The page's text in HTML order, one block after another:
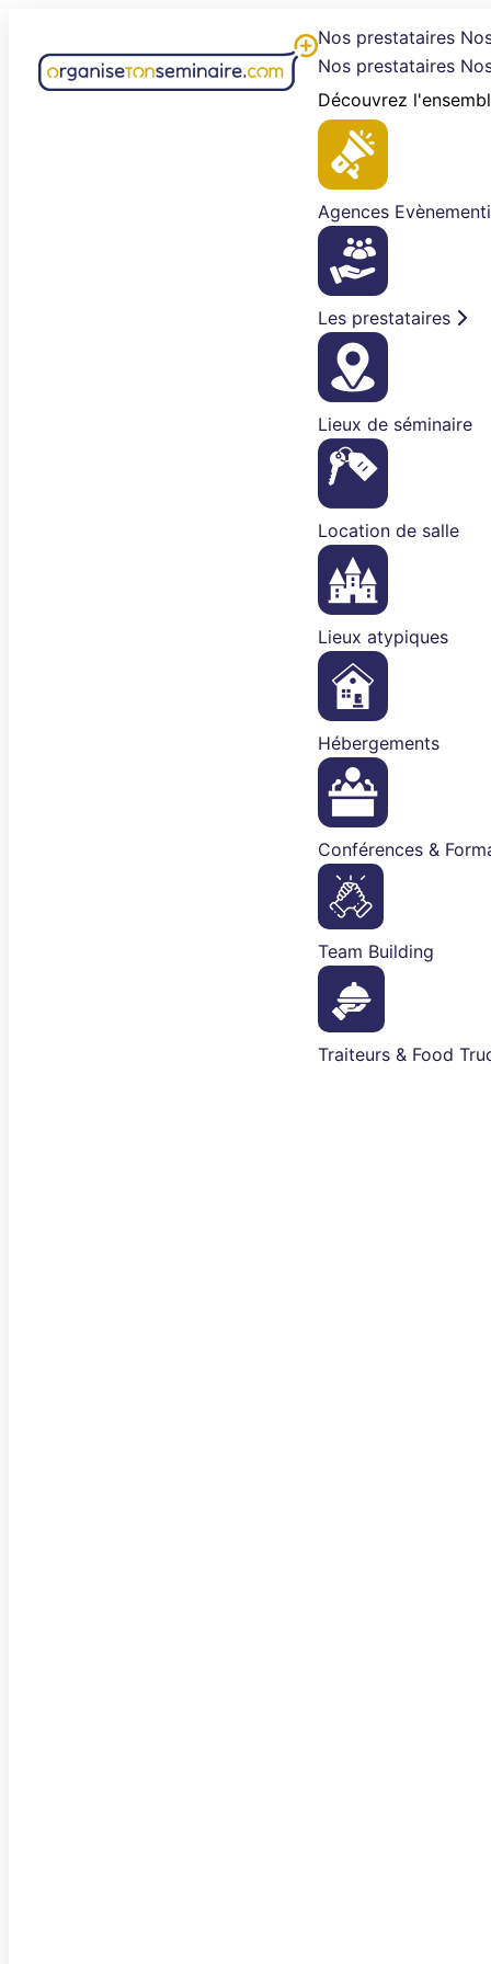
contenu
Nos prestataires
Nos prestataires
Découvrez
Agences
Les prestataires
Lieux de séminaire
Location de salle
Lieux atypiques
Hébergements
Conférences &
Team Building
Traiteurs & Food